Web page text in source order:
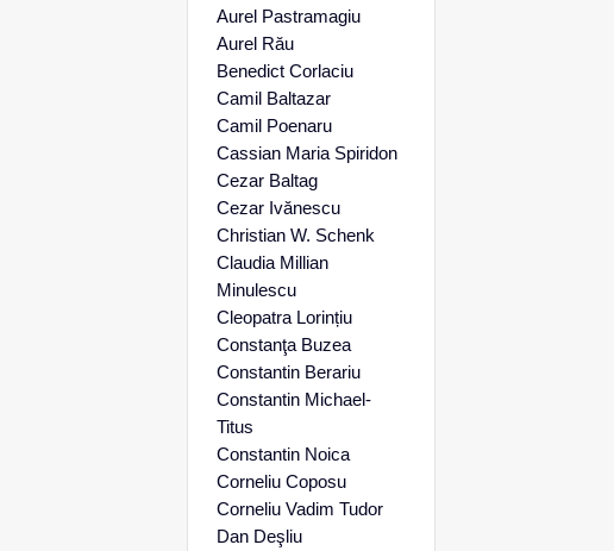
Aurel Pastramagiu
Aurel Rău
Benedict Corlaciu
Camil Baltazar
Camil Poenaru
Cassian Maria Spiridon
Cezar Baltag
Cezar Ivănescu
Christian W. Schenk
Claudia Millian
Minulescu
Cleopatra Lorințiu
Constanţa Buzea
Constantin Berariu
Constantin Michael-
Titus
Constantin Noica
Corneliu Coposu
Corneliu Vadim Tudor
Dan Deşliu